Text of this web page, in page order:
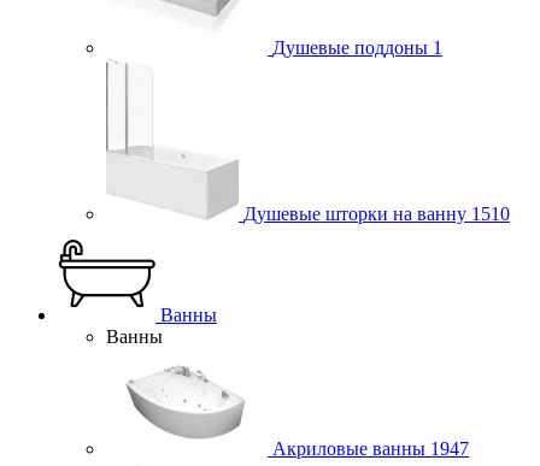
Душевые поддоны 1
Душевые шторки на ванну 1510
Ванны
Ванны
Акриловые ванны 1947